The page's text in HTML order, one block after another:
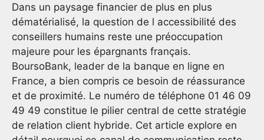
Dans un paysage financier de plus en plus
dématérialisé, la question de l accessibilité des
conseillers humains reste une préoccupation
majeure pour les épargnants français.
BoursoBank, leader de la banque en ligne en
France, a bien compris ce besoin de réassurance
et de proximité. Le numéro de téléphone 01 46 09
49 49 constitue le pilier central de cette stratégie
de relation client hybride. Cet article explore en